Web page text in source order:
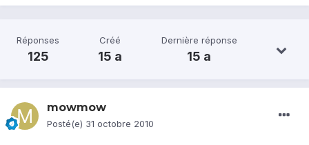
Réponses
125
Créé
15 a
Dernière réponse
15 a
mowmow
Posté(e) 31 octobre 2010